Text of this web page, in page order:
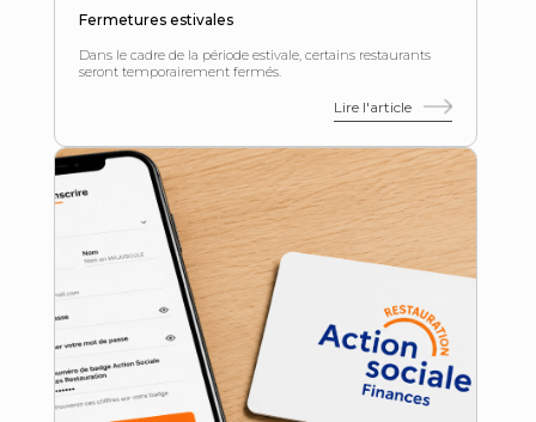
Fermetures estivales
Dans le cadre de la période estivale, certains restaurants
seront temporairement fermés.
Lire l'article